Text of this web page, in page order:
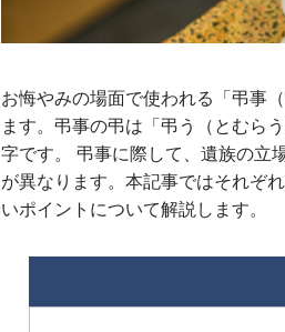
お悔やみの場面で使われる「弔事
ます。弔事の弔は「弔う（とむら
字です。 弔事に際して、遺族の立
が異なります。本記事ではそれぞ
いポイントについて解説します。